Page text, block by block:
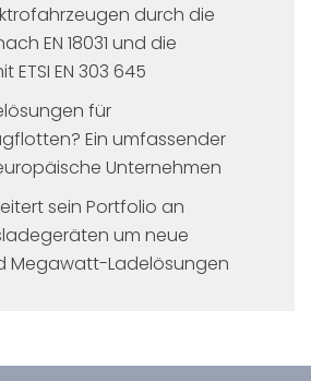
durch die
EN 18031 und die
EN 303 645
für
Ein umfassender
Unternehmen
sein Portfolio an
um neue
Megawatt-Ladelösungen